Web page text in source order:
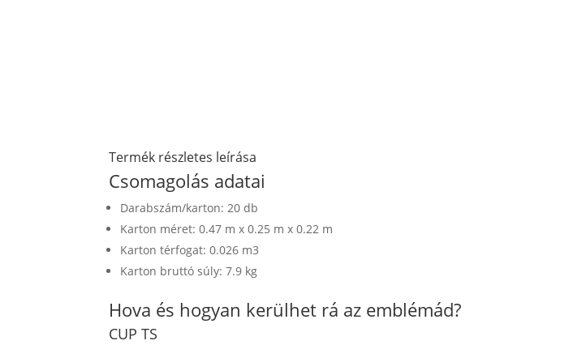
Termék részletes leírása
Csomagolás adatai
Darabszám/karton: 20 db
Karton méret: 0.47 m x 0.25 m x 0.22 m
Karton térfogat: 0.026 m3
Karton bruttó súly: 7.9 kg
Hova és hogyan kerülhet rá az emblémád?
CUP TS